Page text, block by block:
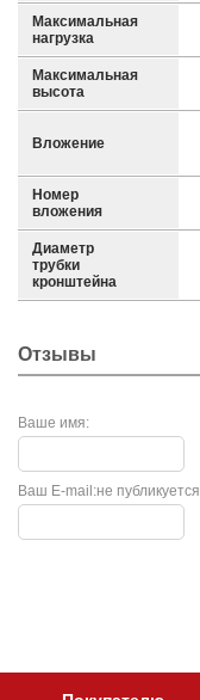
Максимальная
нагрузка
Максимальная
высота
Вложение
Номер
вложения
Диаметр
трубки
кронштейна
Отзывы
Ваше имя:
не публикуется
Ваш E-mail: